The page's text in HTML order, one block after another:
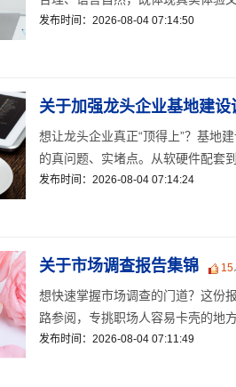
发布时间：2026-08-04 07:14:50
关于加强龙头企业基地建设
想让龙头企业真正“顶得上”？基地
的真问题、实堵点。从软硬件配套
发布时间：2026-08-04 07:14:24
关于市场调查报告集锦 15
想快速掌握市场调查的门道？这份
路参阅，专挑职场人容易卡壳的地
发布时间：2026-08-04 07:11:49